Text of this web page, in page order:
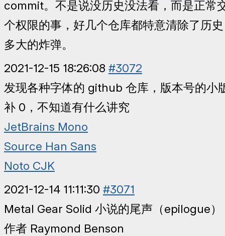
commit。不是说没历史没法看，而是正常
个权限的事，好几个仓库都特意清除了历
多大的炸弹。
2021-12-15 18:26:08 #3072
发现各种字体的 github 仓库，版本号的小
补 0，不知道有什么讲究
JetBrains Mono
Source Han Sans
Noto CJK
2021-12-14 11:11:30 #3071
Metal Gear Solid 小说的尾声（epilogue）
作者 Raymond Benson